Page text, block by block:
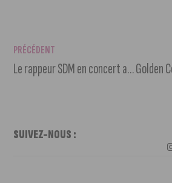
PRÉCÉDENT
Le rappeur SDM en concert au Zénith de Dijon
SUIVEZ-NOUS :